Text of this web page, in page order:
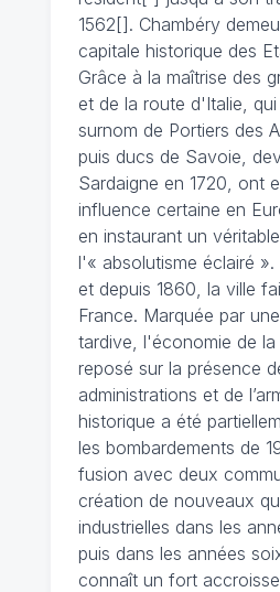
1562[]. Chambéry
capitale historique des
Grâce à la maîtrise des
et de la route d'Italie,
surnom de Portiers des
puis ducs de Savoie,
Sardaigne en 1720, ont
influence certaine en
en instaurant un
l'« absolutisme éclairé ».
et depuis 1860, la ville
France. Marquée par
tardive, l'économie de
reposé sur la présence
administrations et de
historique a été
les bombardements de
fusion avec deux
création de nouveaux
industrielles dans les
puis dans les années
connaît un fort